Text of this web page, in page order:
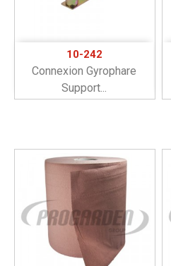
10-242
Connexion Gyrophare
Support...